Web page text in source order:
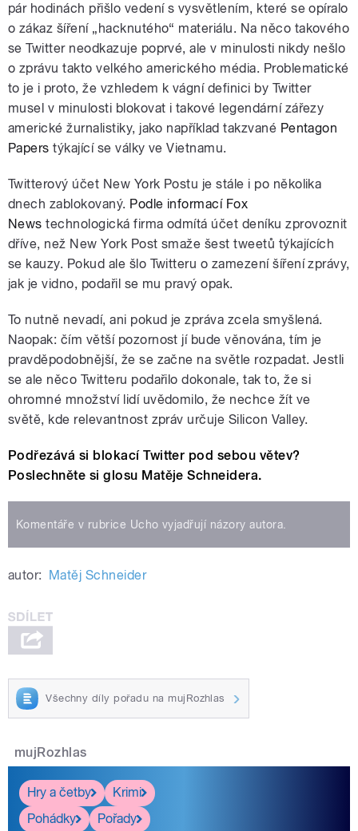
pár hodinách přišlo vedení s vysvětlením, které se opíralo
o zákaz šíření „hacknutého“ materiálu. Na něco takového
se Twitter neodkazuje poprvé, ale v minulosti nikdy nešlo
o zprávu takto velkého amerického média. Problematické
to je i proto, že vzhledem k vágní definici by Twitter
musel v minulosti blokovat i takové legendární zářezy
americké žurnalistiky, jako například takzvané Pentagon
Papers týkající se války ve Vietnamu.
Twitterový účet New York Postu je stále i po několika
dnech zablokovaný. Podle informací Fox
News technologická firma odmítá účet deníku zprovoznit
dříve, než New York Post smaže šest tweetů týkajících
se kauzy. Pokud ale šlo Twitteru o zamezení šíření zprávy,
jak je vidno, podařil se mu pravý opak.
To nutně nevadí, ani pokud je zpráva zcela smyšlená.
Naopak: čím větší pozornost jí bude věnována, tím je
pravděpodobnější, že se začne na světle rozpadat. Jestli
se ale něco Twitteru podařilo dokonale, tak to, že si
ohromné množství lidí uvědomilo, že nechce žít ve
světě, kde relevantnost zpráv určuje Silicon Valley.
Podřezává si blokací Twitter pod sebou větev?
Poslechněte si glosu Matěje Schneidera.
Komentáře v rubrice Ucho vyjadřují názory autora.
autor: Matěj Schneider
Všechny díly pořadu na mujRozhlas
mujRozhlas
Hry a četby
Krimi
Pohádky
Pořady